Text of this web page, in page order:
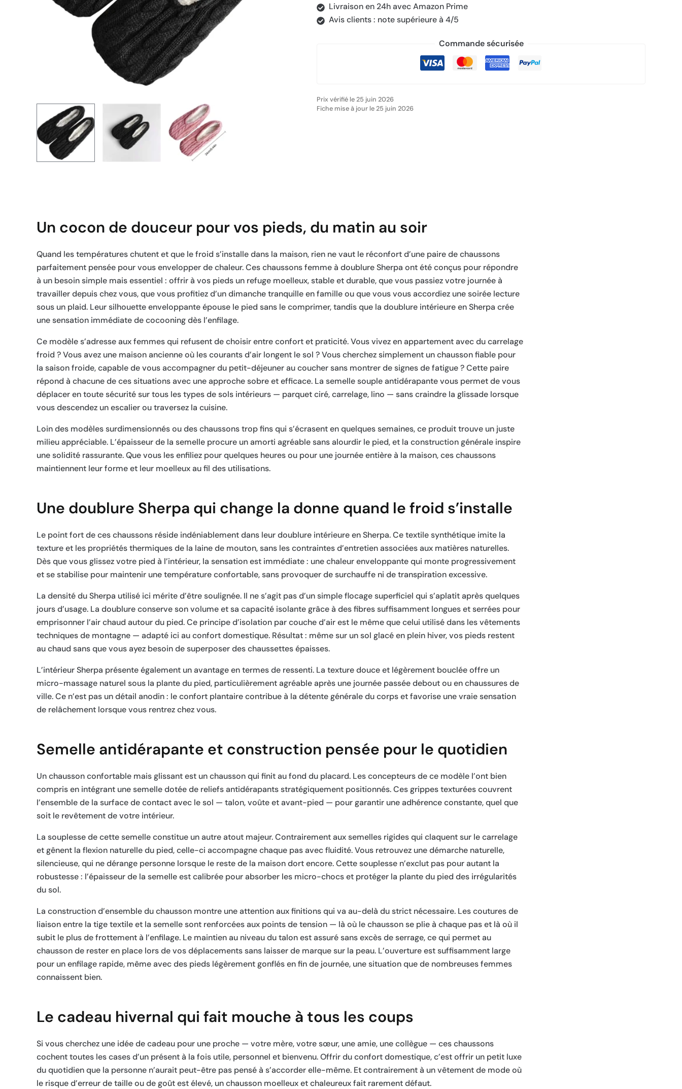
Livraison en 24h avec Amazon Prime
Avis clients : note supérieure à 4/5
Commande sécurisée
Prix vérifié le 25 juin 2026
Fiche mise à jour le 25 juin 2026
Un cocon de douceur pour vos pieds, du matin au soir
Quand les températures chutent et que le froid s’installe dans la maison, rien ne vaut le réconfort d’une paire de chaussons
parfaitement pensée pour vous envelopper de chaleur. Ces chaussons femme à doublure Sherpa ont été conçus pour répondre
à un besoin simple mais essentiel : offrir à vos pieds un refuge moelleux, stable et durable, que vous passiez votre journée à
travailler depuis chez vous, que vous profitiez d’un dimanche tranquille en famille ou que vous vous accordiez une soirée lecture
sous un plaid. Leur silhouette enveloppante épouse le pied sans le comprimer, tandis que la doublure intérieure en Sherpa crée
une sensation immédiate de cocooning dès l’enfilage.
Ce modèle s’adresse aux femmes qui refusent de choisir entre confort et praticité. Vous vivez en appartement avec du carrelage
froid ? Vous avez une maison ancienne où les courants d’air longent le sol ? Vous cherchez simplement un chausson fiable pour
la saison froide, capable de vous accompagner du petit-déjeuner au coucher sans montrer de signes de fatigue ? Cette paire
répond à chacune de ces situations avec une approche sobre et efficace. La semelle souple antidérapante vous permet de vous
déplacer en toute sécurité sur tous les types de sols intérieurs — parquet ciré, carrelage, lino — sans craindre la glissade lorsque
vous descendez un escalier ou traversez la cuisine.
Loin des modèles surdimensionnés ou des chaussons trop fins qui s’écrasent en quelques semaines, ce produit trouve un juste
milieu appréciable. L’épaisseur de la semelle procure un amorti agréable sans alourdir le pied, et la construction générale inspire
une solidité rassurante. Que vous les enfiliez pour quelques heures ou pour une journée entière à la maison, ces chaussons
maintiennent leur forme et leur moelleux au fil des utilisations.
Une doublure Sherpa qui change la donne quand le froid s’installe
Le point fort de ces chaussons réside indéniablement dans leur doublure intérieure en Sherpa. Ce textile synthétique imite la
texture et les propriétés thermiques de la laine de mouton, sans les contraintes d’entretien associées aux matières naturelles.
Dès que vous glissez votre pied à l’intérieur, la sensation est immédiate : une chaleur enveloppante qui monte progressivement
et se stabilise pour maintenir une température confortable, sans provoquer de surchauffe ni de transpiration excessive.
La densité du Sherpa utilisé ici mérite d’être soulignée. Il ne s’agit pas d’un simple flocage superficiel qui s’aplatit après quelques
jours d’usage. La doublure conserve son volume et sa capacité isolante grâce à des fibres suffisamment longues et serrées pour
emprisonner l’air chaud autour du pied. Ce principe d’isolation par couche d’air est le même que celui utilisé dans les vêtements
techniques de montagne — adapté ici au confort domestique. Résultat : même sur un sol glacé en plein hiver, vos pieds restent
au chaud sans que vous ayez besoin de superposer des chaussettes épaisses.
L’intérieur Sherpa présente également un avantage en termes de ressenti. La texture douce et légèrement bouclée offre un
micro-massage naturel sous la plante du pied, particulièrement agréable après une journée passée debout ou en chaussures de
ville. Ce n’est pas un détail anodin : le confort plantaire contribue à la détente générale du corps et favorise une vraie sensation
de relâchement lorsque vous rentrez chez vous.
Semelle antidérapante et construction pensée pour le quotidien
Un chausson confortable mais glissant est un chausson qui finit au fond du placard. Les concepteurs de ce modèle l’ont bien
compris en intégrant une semelle dotée de reliefs antidérapants stratégiquement positionnés. Ces grippes texturées couvrent
l’ensemble de la surface de contact avec le sol — talon, voûte et avant-pied — pour garantir une adhérence constante, quel que
soit le revêtement de votre intérieur.
La souplesse de cette semelle constitue un autre atout majeur. Contrairement aux semelles rigides qui claquent sur le carrelage
et gênent la flexion naturelle du pied, celle-ci accompagne chaque pas avec fluidité. Vous retrouvez une démarche naturelle,
silencieuse, qui ne dérange personne lorsque le reste de la maison dort encore. Cette souplesse n’exclut pas pour autant la
robustesse : l’épaisseur de la semelle est calibrée pour absorber les micro-chocs et protéger la plante du pied des irrégularités
du sol.
La construction d’ensemble du chausson montre une attention aux finitions qui va au-delà du strict nécessaire. Les coutures de
liaison entre la tige textile et la semelle sont renforcées aux points de tension — là où le chausson se plie à chaque pas et là où il
subit le plus de frottement à l’enfilage. Le maintien au niveau du talon est assuré sans excès de serrage, ce qui permet au
chausson de rester en place lors de vos déplacements sans laisser de marque sur la peau. L’ouverture est suffisamment large
pour un enfilage rapide, même avec des pieds légèrement gonflés en fin de journée, une situation que de nombreuses femmes
connaissent bien.
Le cadeau hivernal qui fait mouche à tous les coups
Si vous cherchez une idée de cadeau pour une proche — votre mère, votre sœur, une amie, une collègue — ces chaussons
cochent toutes les cases d’un présent à la fois utile, personnel et bienvenu. Offrir du confort domestique, c’est offrir un petit luxe
du quotidien que la personne n’aurait peut-être pas pensé à s’accorder elle-même. Et contrairement à un vêtement de mode où
le risque d’erreur de taille ou de goût est élevé, un chausson moelleux et chaleureux fait rarement défaut.